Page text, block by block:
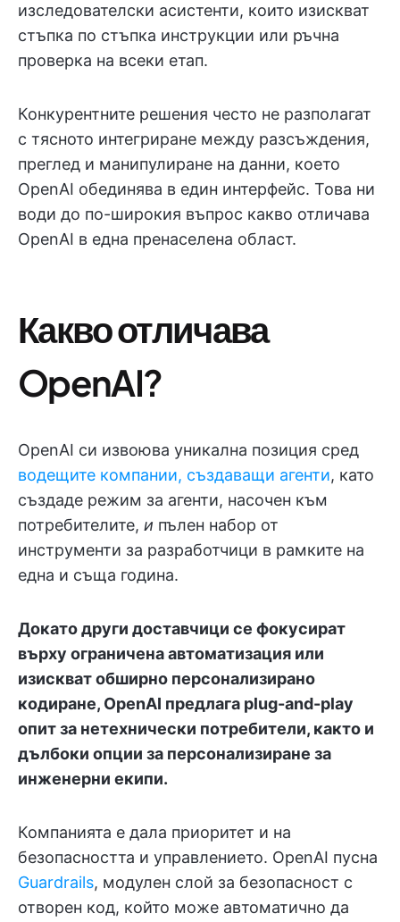
изследователски асистенти, които изискват
стъпка по стъпка инструкции или ръчна
проверка на всеки етап.
Конкурентните решения често не разполагат
с тясното интегриране между разсъждения,
преглед и манипулиране на данни, което
OpenAI обединява в един интерфейс. Това ни
води до по-широкия въпрос какво отличава
OpenAI в една пренаселена област.
Какво отличава
OpenAI?
OpenAI си извоюва уникална позиция сред
водещите компании, създаващи агенти, като
създаде режим за агенти, насочен към
потребителите, и пълен набор от
инструменти за разработчици в рамките на
една и съща година.
Докато други доставчици се фокусират
върху ограничена автоматизация или
изискват обширно персонализирано
кодиране, OpenAI предлага plug-and-play
опит за нетехнически потребители, както и
дълбоки опции за персонализиране за
инженерни екипи.
Компанията е дала приоритет и на
безопасността и управлението. OpenAI пусна
Guardrails, модулен слой за безопасност с
отворен код, който може автоматично да